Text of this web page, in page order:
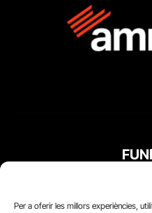
Per a oferir les millors experiències,